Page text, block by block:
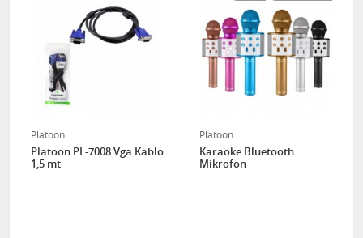
Platoon
Platoon PL-7008 Vga Kablo
1,5 mt
Platoon
Karaoke Bluetooth
Mikrofon